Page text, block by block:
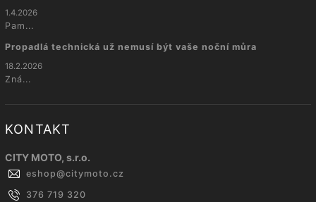
1.4.2026
Pam...
Propadlá technická už nemusí být vaše noční můra
18.2.2026
Zná...
KONTAKT
CITY MOTO, s.r.o.
eshop@citymoto.cz
376 719 320